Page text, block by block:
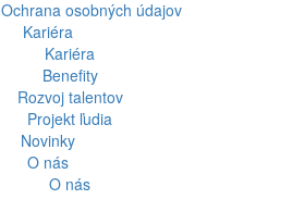
Ochrana osobných údajov
Kariéra
Kariéra
Benefity
Rozvoj talentov
Projekt ľudia
Novinky
O nás
O nás